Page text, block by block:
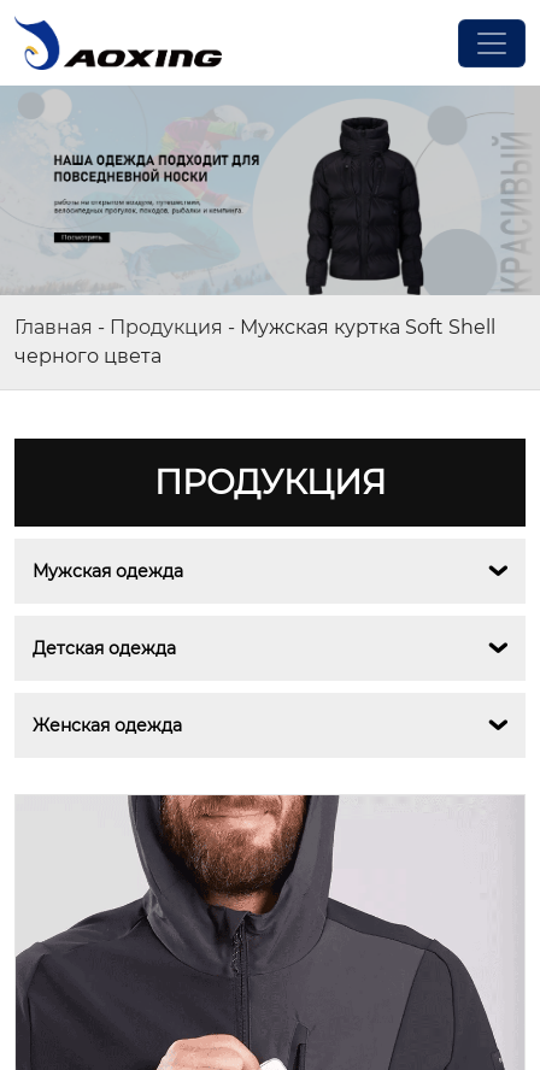
Главная - Продукция - Мужская куртка Soft Shell
черного цвета
ПРОДУКЦИЯ
Мужская одежда 
Детская одежда 
Женская одежда 